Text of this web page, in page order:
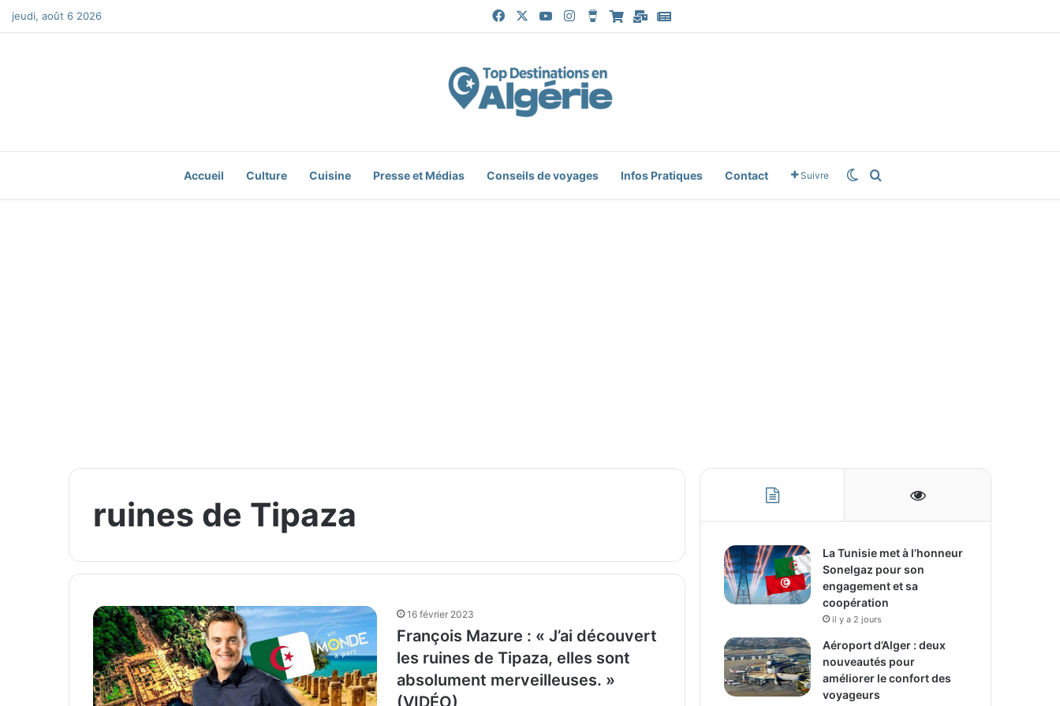
jeudi, août 6 2026 FacebookYouTubeInstagramBuy Me a Coffee
Boutique
MailGoogle News
Accueil Culture Cuisine Presse et Médias Conseils de voyages Infos Pratiques Contact Suivre Switch skin
ruines de Tipaza
16 février 2023
François Mazure : « J’ai découvert
les ruines de Tipaza, elles sont
absolument merveilleuses. »
(VIDÉO)
La Tunisie met à l’honneur
Sonelgaz pour son
engagement et sa
coopération
il y a 2 jours
Aéroport d’Alger : deux
nouveautés pour
améliorer le confort des
voyageurs